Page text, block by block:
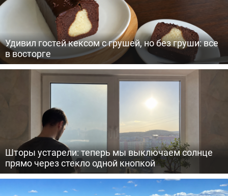
Удивил гостей кексом с грушей, но без груши: все
в восторге
Шторы устарели: теперь мы выключаем солнце
прямо через стекло одной кнопкой